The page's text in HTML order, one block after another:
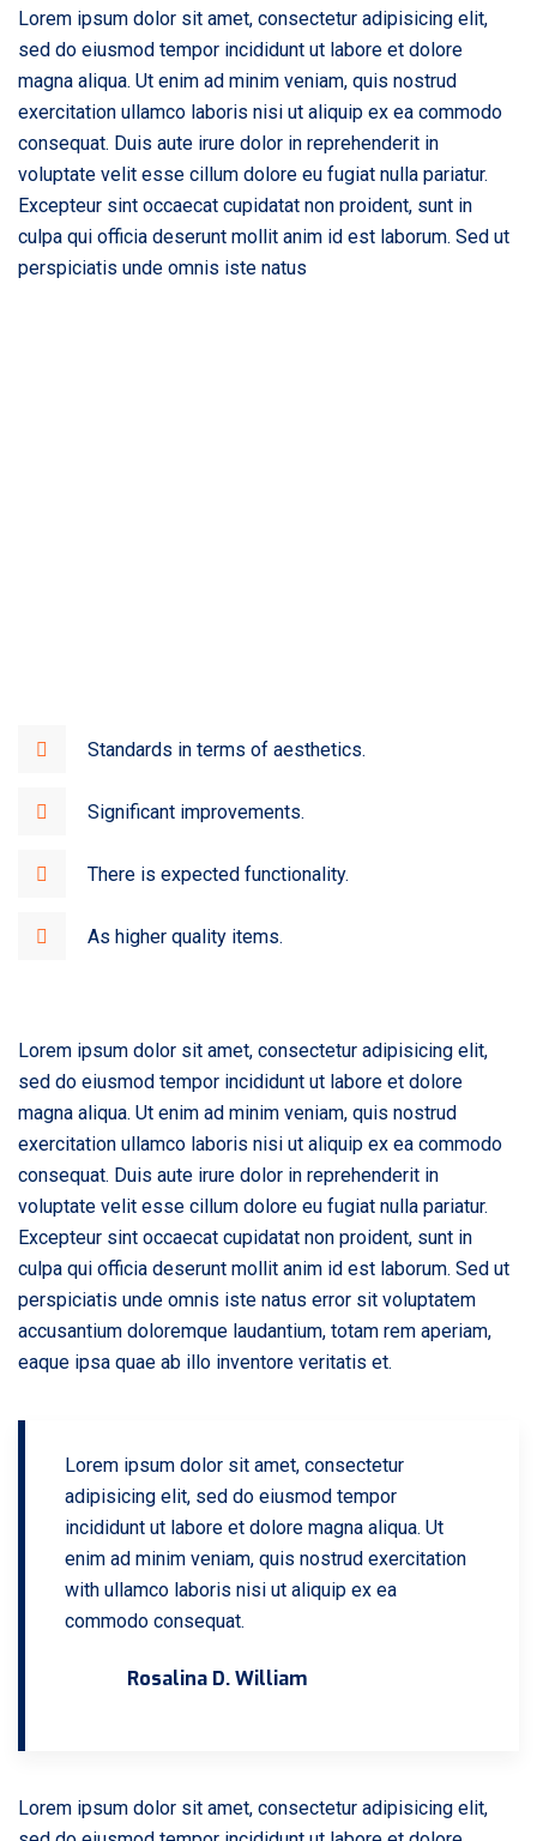
Lorem ipsum dolor sit amet, consectetur adipisicing elit,
sed do eiusmod tempor incididunt ut labore et dolore
magna aliqua. Ut enim ad minim veniam, quis nostrud
exercitation ullamco laboris nisi ut aliquip ex ea commodo
consequat. Duis aute irure dolor in reprehenderit in
voluptate velit esse cillum dolore eu fugiat nulla pariatur.
Excepteur sint occaecat cupidatat non proident, sunt in
culpa qui officia deserunt mollit anim id est laborum. Sed ut
perspiciatis unde omnis iste natus
Standards in terms of aesthetics.
Significant improvements.
There is expected functionality.
As higher quality items.
Lorem ipsum dolor sit amet, consectetur adipisicing elit,
sed do eiusmod tempor incididunt ut labore et dolore
magna aliqua. Ut enim ad minim veniam, quis nostrud
exercitation ullamco laboris nisi ut aliquip ex ea commodo
consequat. Duis aute irure dolor in reprehenderit in
voluptate velit esse cillum dolore eu fugiat nulla pariatur.
Excepteur sint occaecat cupidatat non proident, sunt in
culpa qui officia deserunt mollit anim id est laborum. Sed ut
perspiciatis unde omnis iste natus error sit voluptatem
accusantium doloremque laudantium, totam rem aperiam,
eaque ipsa quae ab illo inventore veritatis et.
Lorem ipsum dolor sit amet, consectetur
adipisicing elit, sed do eiusmod tempor
incididunt ut labore et dolore magna aliqua. Ut
enim ad minim veniam, quis nostrud exercitation
with ullamco laboris nisi ut aliquip ex ea
commodo consequat.
Rosalina D. William
Lorem ipsum dolor sit amet, consectetur adipisicing elit,